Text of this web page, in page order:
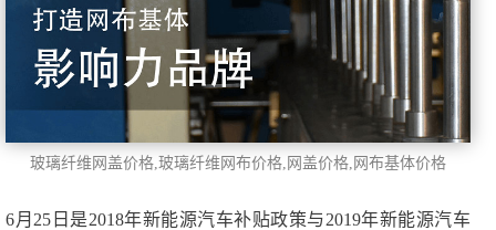
玻璃纤维网盖价格 ,玻璃纤维网布价格,网盖价格,网布基体价格
6月25日是2018年新能源汽车补贴政策与2019年新能源汽车